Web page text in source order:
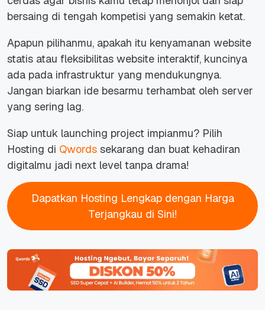
bersaing di tengah kompetisi yang semakin ketat.
Apapun pilihanmu, apakah itu kenyamanan website
statis atau fleksibilitas website interaktif, kuncinya
ada pada infrastruktur yang mendukungnya.
Jangan biarkan ide besarmu terhambat oleh server
yang sering lag.
Siap untuk launching project impianmu? Pilih
Hosting di Qwords sekarang dan buat kehadiran
digitalmu jadi next level tanpa drama!
Dapatkan Hosting Lengkap dengan Harga
Terjangkau di Sini!